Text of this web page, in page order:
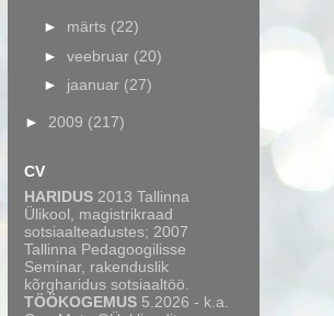
► märts (22)
► veebruar (20)
► jaanuar (27)
► 2009 (217)
CV
HARIDUS 2013 Tallinna
Ülikool, magistrikraad
sotsiaalteadustes; 2007
Tallinna Pedagoogilisse
Seminar, rakenduslik
kõrgharidus sotsiaaltöö.
TÖÖKOGEMUS 5.2026 - k.a.